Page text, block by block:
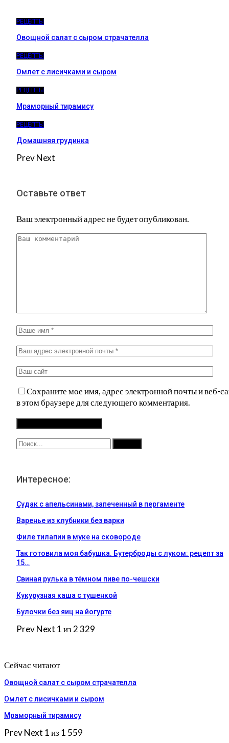
РЕЦЕПТЫ
Овощной салат с сыром страчателла
РЕЦЕПТЫ
Омлет с лисичками и сыром
РЕЦЕПТЫ
Мраморный тирамису
РЕЦЕПТЫ
Домашняя грудинка
PrevNext
Оставьте ответ
Ваш электронный адрес не будет опубликован.
Сохраните мое имя, адрес электронной почты и веб-
в этом браузере для следующего комментария.
Интересное:
Судак с апельсинами, запеченный в пергаменте
Варенье из клубники без варки
Филе тилапии в муке на сковороде
Так готовила моя бабушка. Бутерброды с луком: рецепт за
15…
Свиная рулька в тёмном пиве по-чешски
Кукурузная каша с тушенкой
Булочки без яиц на йогурте
PrevNext 1 из 2 329
Сейчас читают
Овощной салат с сыром страчателла
Омлет с лисичками и сыром
Мраморный тирамису
PrevNext 1 из 1 559